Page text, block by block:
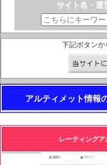
サイト名・運
下記ボタンか
アルティメット情報
レーティングア